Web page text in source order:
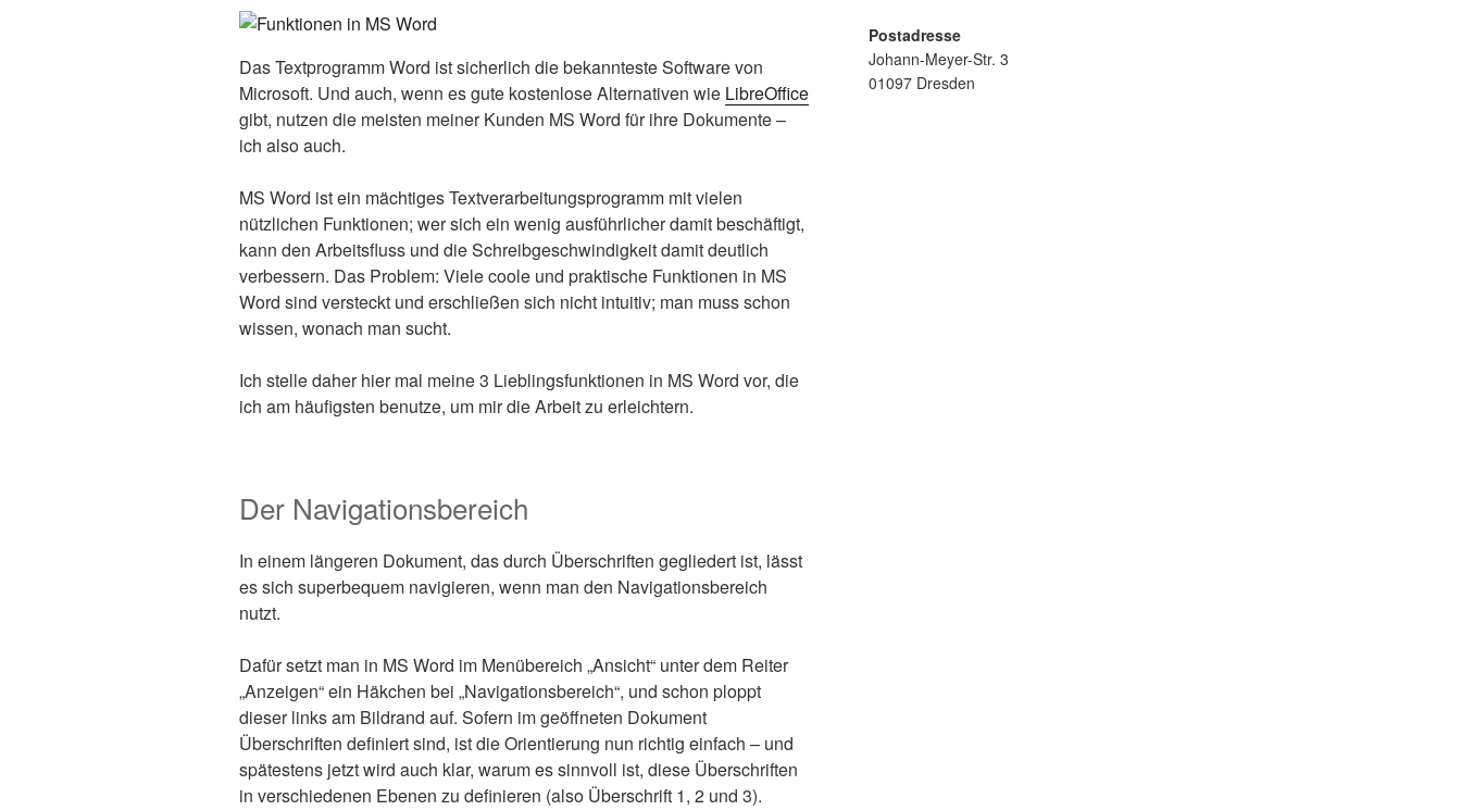
Das Textprogramm Word ist sicherlich die bekannteste Software von
Microsoft. Und auch, wenn es gute kostenlose Alternativen wie LibreOffice
gibt, nutzen die meisten meiner Kunden MS Word für ihre Dokumente –
ich also auch.
MS Word ist ein mächtiges Textverarbeitungsprogramm mit vielen
nützlichen Funktionen; wer sich ein wenig ausführlicher damit beschäftigt,
kann den Arbeitsfluss und die Schreibgeschwindigkeit damit deutlich
verbessern. Das Problem: Viele coole und praktische Funktionen in MS
Word sind versteckt und erschließen sich nicht intuitiv; man muss schon
wissen, wonach man sucht.
Ich stelle daher hier mal meine 3 Lieblingsfunktionen in MS Word vor, die
ich am häufigsten benutze, um mir die Arbeit zu erleichtern.
Der Navigationsbereich
In einem längeren Dokument, das durch Überschriften gegliedert ist, lässt
es sich superbequem navigieren, wenn man den Navigationsbereich
nutzt.
Dafür setzt man in MS Word im Menübereich „Ansicht“ unter dem Reiter
„Anzeigen“ ein Häkchen bei „Navigationsbereich“, und schon ploppt
dieser links am Bildrand auf. Sofern im geöffneten Dokument
Überschriften definiert sind, ist die Orientierung nun richtig einfach – und
spätestens jetzt wird auch klar, warum es sinnvoll ist, diese Überschriften
in verschiedenen Ebenen zu definieren (also Überschrift 1, 2 und 3).
Postadresse
Johann-Meyer-Str. 3
01097 Dresden